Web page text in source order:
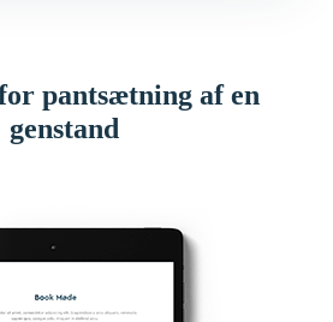
pantsætning af en
genstand